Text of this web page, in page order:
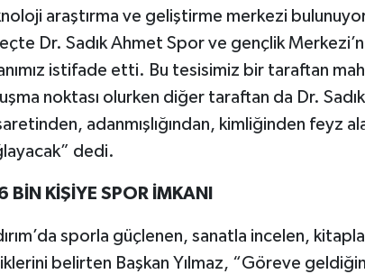
araştırma ve geliştirme merkezi
Dr. Sadık Ahmet Spor ve gençlik
istifade etti. Bu tesisimiz bir taraftan
noktası olurken diğer taraftan da Dr. Sadık
adanmışlığından, kimliğinden feyz
dedi.
BİN KİŞİYE SPOR İMKANI
sporla güçlenen, sanatla incelen,
belirten Başkan Yılmaz, “Göreve